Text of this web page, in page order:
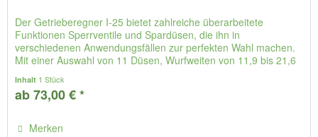
Der Getrieberegner I-25 bietet zahlreiche überarbeitete
Funktionen Sperrventile und Spardüsen, die ihn in
verschiedenen Anwendungsfällen zur perfekten Wahl machen.
Mit einer Auswahl von 11 Düsen, Wurfweiten von 11,9 bis 21,6
Inhalt 1 Stück
ab 73,00 € *
Merken